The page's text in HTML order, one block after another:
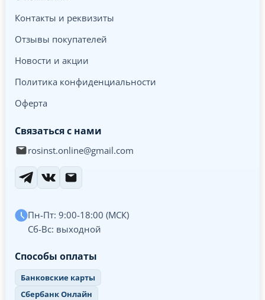
Контакты и реквизиты
Отзывы покупателей
Новости и акции
Политика конфиденциальности
Оферта
Связаться с нами
rosinst.online@gmail.com
Пн-Пт: 9:00-18:00 (МСК)
Сб-Вс: выходной
Способы оплаты
Банковские карты
Сбербанк Онлайн